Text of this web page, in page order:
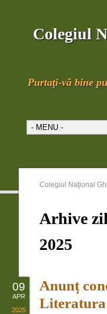
Colegiul
Purtaţi-vă bine
Colegiul Naţional
Arhive
2025
Anunț
Literatura
09
APR
2025